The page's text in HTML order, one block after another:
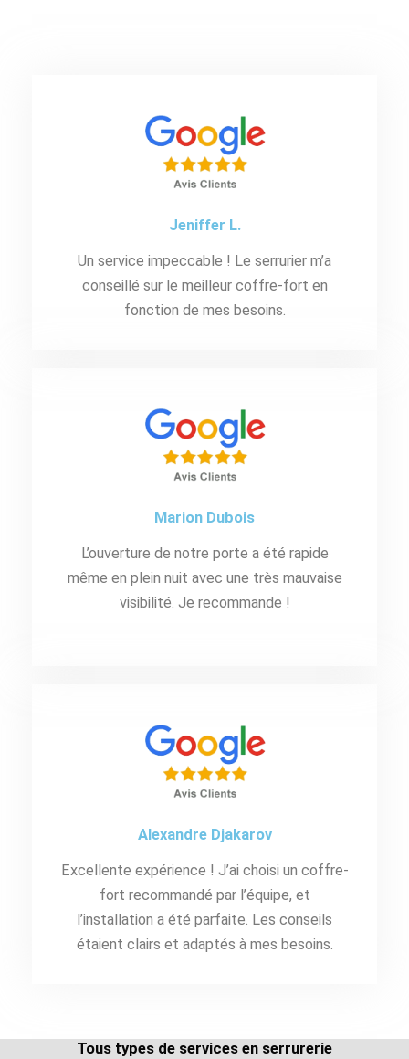
Jeniffer L.
Un service impeccable ! Le serrurier m’a
conseillé sur le meilleur coffre-fort en
fonction de mes besoins.
Marion Dubois
L’ouverture de notre porte a été rapide
même en plein nuit avec une très mauvaise
visibilité. Je recommande !
Alexandre Djakarov
Excellente expérience ! J’ai choisi un coffre-
fort recommandé par l’équipe, et
l’installation a été parfaite. Les conseils
étaient clairs et adaptés à mes besoins.
Tous types de services en serrurerie